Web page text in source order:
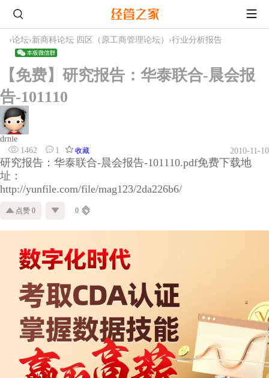
›论坛›新商科论坛 四区（原工商管理论坛） ›行业分析报告
【免费】研究报告：华泰联合-晨会报
告-101110
drnie
1462
1 收藏 2010-11-10
研究报告：华泰联合-晨会报告-101110.pdf免费下载地
址：
http://yunfile.com/file/mag123/2da226b6/
点赞 0 0